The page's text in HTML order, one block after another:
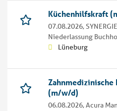
Küchenhilfskraft
07.08.2026,
Niederlassung
Lüneburg
Zahnmedizinische
(m/w/d)
06.08.2026,Acura